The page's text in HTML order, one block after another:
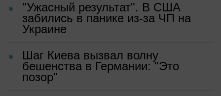
"Ужасный результат". В США
забились в панике из-за ЧП на
Украине
Шаг Киева вызвал волну
бешенства в Германии: "Это
позор"